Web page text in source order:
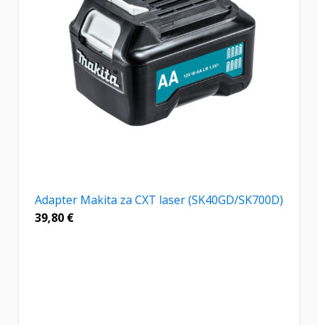
Adapter Makita za CXT laser (SK40GD/SK700D)
39,80 €